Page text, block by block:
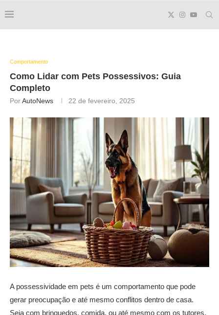
Comportamento
Como Lidar com Pets Possessivos: Guia
Completo
PorAutoNews 22 de fevereiro, 2025
A possessividade em pets é um comportamento que pode
gerar preocupação e até mesmo conflitos dentro de casa.
Seja com brinquedos, comida, ou até mesmo com os tutores,